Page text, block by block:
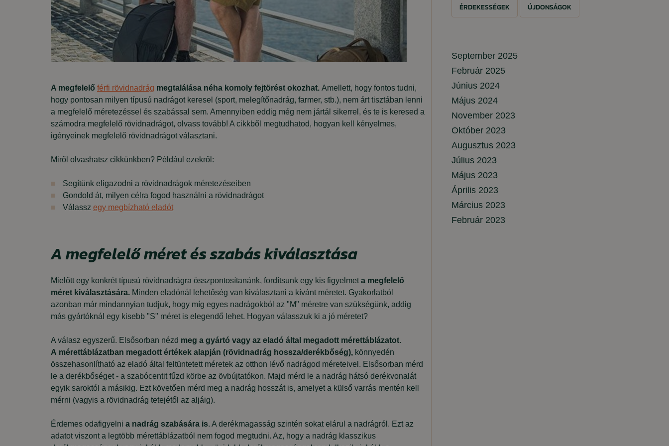
A megfelelő férfi rövidnadrág megtalálása néha komoly fejtörést okozhat. Amellett, hogy fontos tudni,
hogy pontosan milyen típusú nadrágot keresel (sport, melegítőnadrág, farmer, stb.), nem árt tisztában lenni
a megfelelő méretezéssel és szabással sem. Amennyiben eddig még nem jártál sikerrel, és te is keresed a
számodra megfelelő rövidnadrágot, olvass tovább! A cikkből megtudhatod, hogyan kell kényelmes,
igényeinek megfelelő rövidnadrágot választani.
Miről olvashatsz cikkünkben? Például ezekről:
Segítünk eligazodni a rövidnadrágok méretezéseiben
Gondold át, milyen célra fogod használni a rövidnadrágot
Válassz egy megbízható eladót
A megfelelő méret és szabás kiválasztása
Mielőtt egy konkrét típusú rövidnadrágra összpontosítanánk, fordítsunk egy kis figyelmet a megfelelő
méret kiválasztására. Minden eladónál lehetőség van kiválasztani a kívánt méretet. Gyakorlatból
azonban már mindannyian tudjuk, hogy míg egyes nadrágokból az "M" méretre van szükségünk, addig
más gyártóknál egy kisebb "S" méret is elegendő lehet. Hogyan válasszuk ki a jó méretet?
A válasz egyszerű. Elsősorban nézd meg a gyártó vagy az eladó által megadott mérettáblázatot.
A mérettáblázatban megadott értékek alapján (rövidnadrág hossza/derékbőség), könnyedén
összehasonlítható az eladó által feltüntetett méretek az otthon lévő nadrágod méreteivel. Elsősorban mérd
le a derékbőséget - a szabócentit fűzd körbe az övbújtatókon. Majd mérd le a nadrág hátsó derékvonalát
egyik saroktól a másikig. Ezt követően mérd meg a nadrág hosszát is, amelyet a külső varrás mentén kell
mérni (vagyis a rövidnadrág tetejétől az aljáig).
Érdemes odafigyelni a nadrág szabására is. A derékmagasság szintén sokat elárul a nadrágról. Ezt az
adatot viszont a legtöbb mérettáblázatból nem fogod megtudni. Az, hogy a nadrág klasszikus
ÉRDEKESSÉGEK ÚJDONSÁGOK
September 2025
Február 2025
Június 2024
Május 2024
November 2023
Október 2023
Augusztus 2023
Július 2023
Május 2023
Április 2023
Március 2023
Február 2023